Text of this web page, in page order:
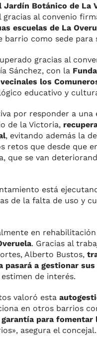
Jardín Botánico de La
al convenio
escuelas de La
barrio como sede para
gracias al
Sánchez, con la
los
educativo y
por responder a
de la Victoria,
, evitando además la
retos que desde que
que se van
está
de la falta de uso y
en
. Gracias al
Alberto Bustos,
pasará a gestionar
estimen de interés.
valoró esta
en otros barrios
garantía para fomentar
asegura el concejal.